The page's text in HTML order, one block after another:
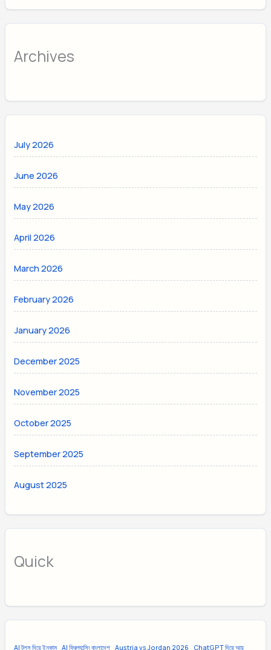
Archives
July 2026
June 2026
May 2026
April 2026
March 2026
February 2026
January 2026
December 2025
November 2025
October 2025
September 2025
August 2025
Quick
AI টুলস দিয়ে ইনকাম AI ফ্রিল্যান্সিং বাংলাদেশ Austria vs Jordan 2026 ChatGPT দিয়ে আয়